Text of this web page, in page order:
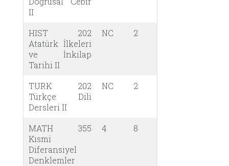
II
HIST 202
Atatürk İlkeleri
ve İnkilap
Tarihi II
NC 2
TURK 202
Türkçe Dili
Dersleri II
NC 2
MATH 355
Kısmi
Diferansiyel
Denklemler
4 8